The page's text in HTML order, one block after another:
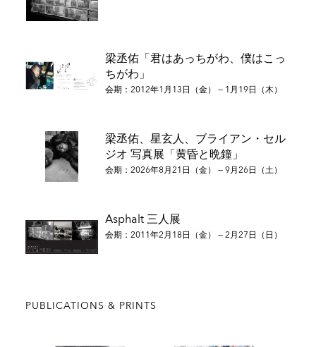
主なグループ展
リー、神奈川
2005年 HOPE韓・日交流美術展 韓国大使館韓国文化院、東
京
2009年 第34回「視点」東京都美術館、東京
2009年 国際フォトジャーナリズム祭、ペルピニャン
2011年 「Asphalt 三人展」Zen Foto Gallery Beijing、北京
2012年 ASPHALT展 Gallery Tanto Tempo、神戸
2012年 nofound fair 2012 the contemporary photography
fair、パリ
2013年 「Exposition Photo, in between.record vol.1」 in)
2018年 「SPACE22 開館５周年特別展」SPACE22、ソウル
梁丞佑「君はあっちがわ、僕はこっ
ちがわ」
会期：2012年1月13日（金） — 1月19日（木）
梁丞佑、星玄人、ブライアン・セル
ジオ 写真展「黄昏と晩鐘」
会期：2026年8月21日（金） — 9月26日（土）
Asphalt 三人展
会期：2011年2月18日（金） — 2月27日（日）
PUBLICATIONS & PRINTS